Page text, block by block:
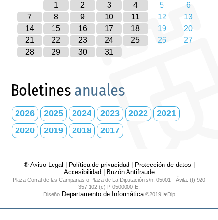
1 2 3 4 5
6
7
8 9 10 11 12
13
14
15 16 17 18 19
20
21
22 23 24 25 26
27
28
29 30 31
Boletines anuales
2026 2025 2024 2023 2022
2021
2020
2019 2018 2017
® Aviso Legal Política de privacidad Protección de datos
Accesibilidad
Buzón Antifraude
Plaza Corral de las Campanas o Plaza de La Diputación s/n. 05001 - Ávila. (t) 920
357 102 (c) P-0500000-E.
DiseñoDepartamento de Informática ©2019|I♥Dip